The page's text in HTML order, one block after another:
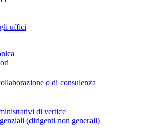
uffici
o di consulenza
di vertice
(dirigenti non generali)